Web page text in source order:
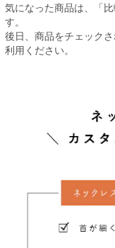
気になった商品は、「
す。
後日、商品をチェック
利用ください。